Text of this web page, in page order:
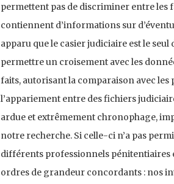
permettent pas de discriminer entre les
contiennent d’informations sur
apparu que le casier judiciaire est le
permettre un croisement avec les
faits, autorisant la comparaison avec
l’appariement entre des fichiers
ardue et extrêmement chronophage,
notre recherche. Si celle-ci n’a pas
différents professionnels pénitentiaires
ordres de grandeur concordants : nos